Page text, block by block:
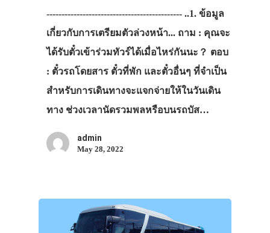
--------------------------------------------- ..1. ข้อมูล
เกี่ยวกับการเตรียมตัวล่วงหน้า... ถาม : คุณจะ
ได้รับตั๋วเข้าร่วมทัวร์ได้เมื่อไหร่กันนะ？ ตอบ
: ตั๋วรถโดยสาร ตั๋วที่พัก และตั๋วอื่นๆ ที่จำเป็น
สำหรับการเดินทางจะแจกจ่ายให้ในวันเดิน
ทาง ช่วงเวลานัดรวมพลหรือบนรถบัส…
admin
May 28, 2022